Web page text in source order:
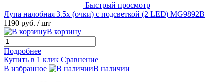
Быстрый просмотр
Лупа налобная 3.5x (очки) с подсветкой (2 LED) MG9892B
1190 руб. / шт
В корзину
Подробнее
Купить в 1 клик Сравнение
В избранное
В наличии